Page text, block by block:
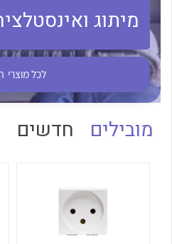
לכל מוצרי היצרן
מיתוג
לכל מוצרי
מובילים חדשים